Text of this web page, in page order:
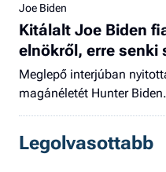
Joe Biden
Kitálalt Joe Biden
elnökről, erre senki
Meglepő interjúban
magánéletét Hunter Biden.
Legolvasottabb